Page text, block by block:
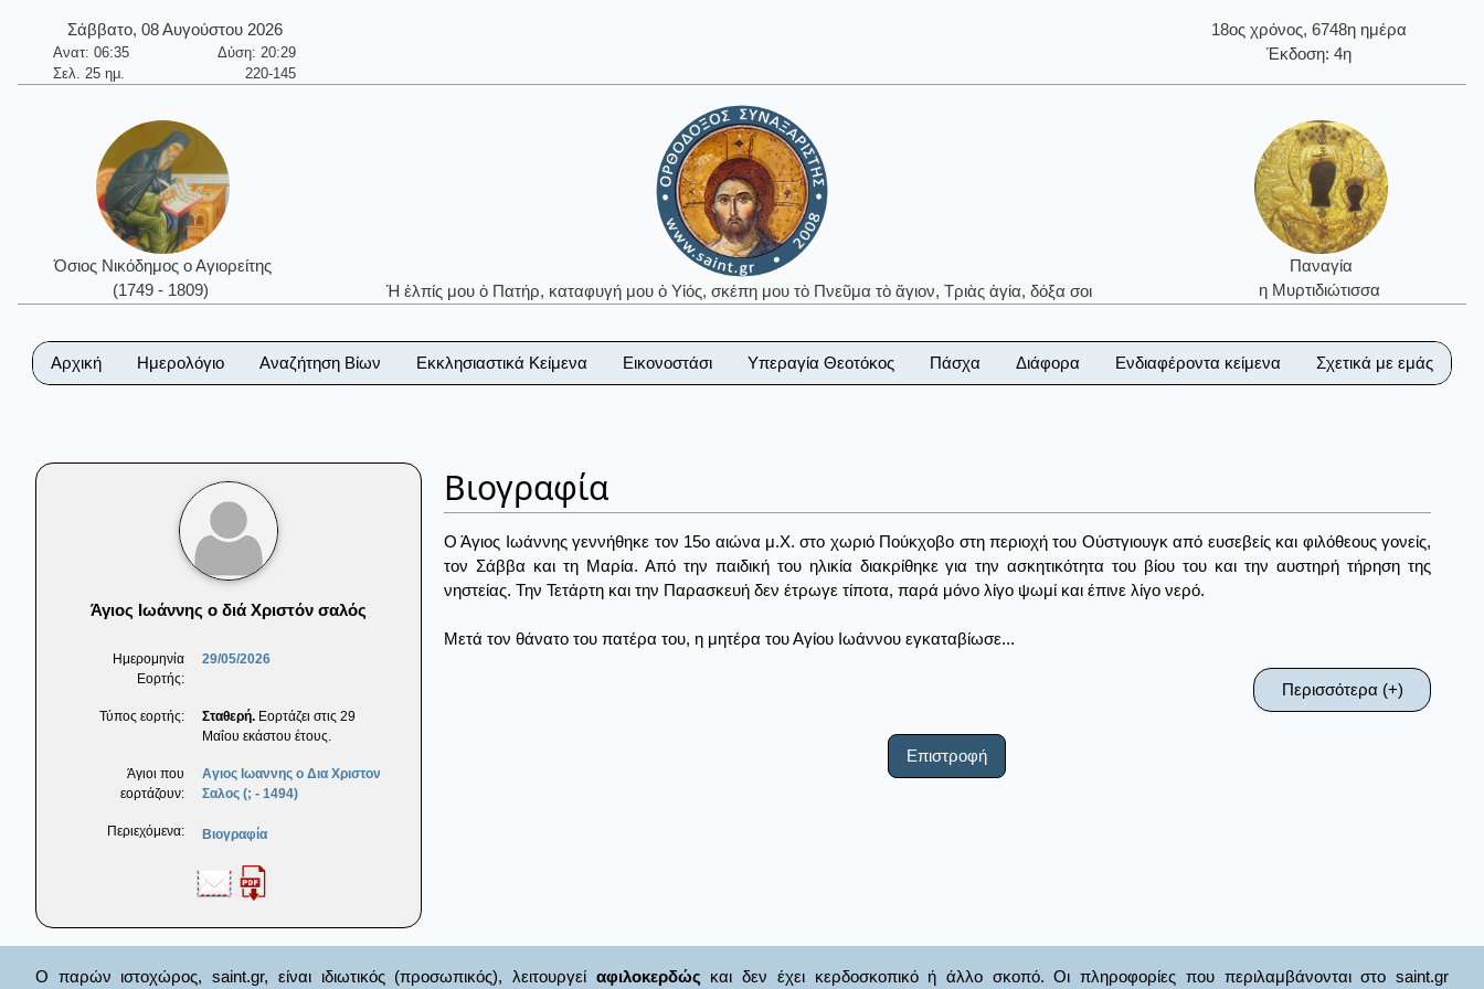
Σάββατο, 08 Αυγούστου 2026
Ανατ: 06:35
Δύση: 20:29
Σελ. 25 ημ.
220-145
18ος χρόνος, 6748η ημέρα
Έκδοση: 4η
Όσιος Νικόδημος ο Αγιορείτης
(1749 - 1809)
Ἡ ἐλπίς μου ὁ Πατήρ, καταφυγή μου ὁ Υἱός, σκέπη μου τὸ Πνεῦμα τὸ ἅγιον, Τριὰς ἁγία, δόξα σοι
Παναγία
η Μυρτιδιώτισσα
Αρχική Ημερολόγιο Αναζήτηση Βίων Εκκλησιαστικά Κείμενα Εικονοστάσι Υπεραγία Θεοτόκος Πάσχα Διάφορα Ενδιαφέροντα κείμενα Σχετικά με εμάς
Άγιος Ιωάννης ο διά Χριστόν σαλός
Ημερομηνία
Εορτής:
29/05/2026
Τύπος εορτής: Σταθερή. Εορτάζει στις 29
Μαΐου εκάστου έτους.
Άγιοι που
εορτάζουν:
Αγιος Ιωαννης ο Δια Χριστον
Σαλος (; - 1494)
Περιεχόμενα: Βιογραφία
Βιογραφία
Ο Άγιος Ιωάννης γεννήθηκε τον 15ο αιώνα μ.Χ. στο χωριό Πούκχοβο στη περιοχή του Ούστγιουγκ από ευσεβείς και φιλόθεους γονείς,
τον Σάββα και τη Μαρία. Από την παιδική του ηλικία διακρίθηκε για την ασκητικότητα του βίου του και την αυστηρή τήρηση της
νηστείας. Την Τετάρτη και την Παρασκευή δεν έτρωγε τίποτα, παρά μόνο λίγο ψωμί και έπινε λίγο νερό.
Μετά τον θάνατο του πατέρα του, η μητέρα του Αγίου Ιωάννου εγκαταβίωσε...
Περισσότερα (+)
Επιστροφή
Ο παρών ιστοχώρος, saint.gr, είναι ιδιωτικός (προσωπικός), λειτουργεί αφιλοκερδώς και δεν έχει κερδοσκοπικό ή άλλο σκοπό. Οι πληροφορίες που περιλαμβάνονται στο saint.gr